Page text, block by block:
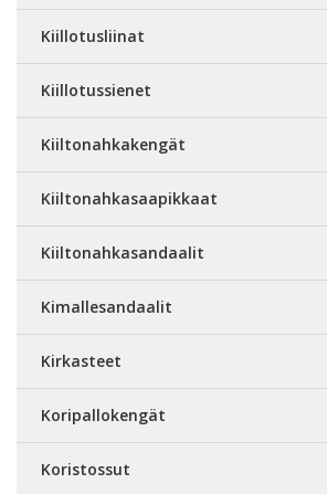
Kiillotusliinat
Kiillotussienet
Kiiltonahkakengät
Kiiltonahkasaapikkaat
Kiiltonahkasandaalit
Kimallesandaalit
Kirkasteet
Koripallokengät
Koristossut